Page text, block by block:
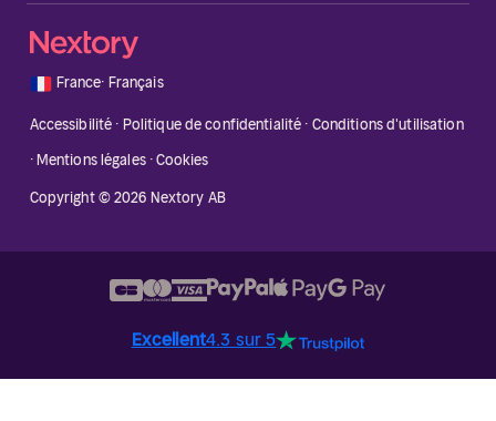
🇫🇷 France· Français
Accessibilité · Politique de confidentialité · Conditions d'utilisation
·Mentions légales·Cookies
Copyright © 2026 Nextory AB
Excellent4.3 sur 5